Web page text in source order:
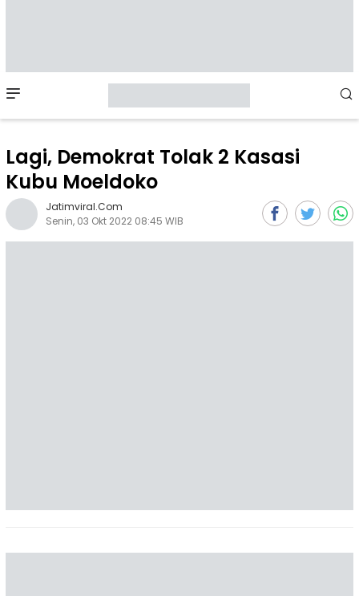
Menu
Lagi, Demokrat Tolak 2 Kasasi
Kubu Moeldoko
Jatimviral.com
Senin, 03 Okt 2022 08:45 WIB